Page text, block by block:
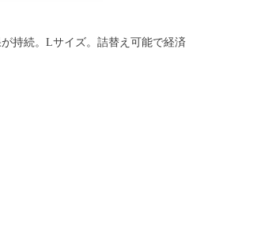
持続。Lサイズ。詰替え可能で経済